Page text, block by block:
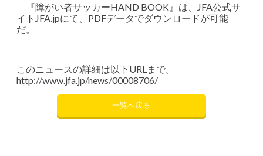
『障がい者サッカーHAND BOOK』は、JFA公式サ
イトJFA.jpにて、PDFデータでダウンロードが可能
だ。
このニュースの詳細は以下URLまで。
http://www.jfa.jp/news/00008706/
一覧へ戻る